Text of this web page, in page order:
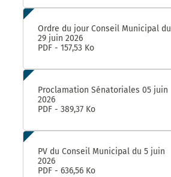
Ordre du jour Conseil Municipal du
29 juin 2026
PDF - 157,53 Ko
Proclamation Sénatoriales 05 juin
2026
PDF - 389,37 Ko
PV du Conseil Municipal du 5 juin
2026
PDF - 636,56 Ko